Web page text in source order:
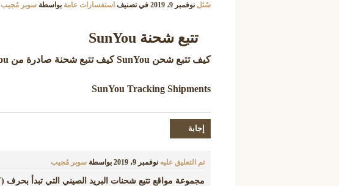
سُئل نوفمبر 9، 2019 في تصنيف استفسارات عامة بواسطة سوبر مُجيب
تتبع شحنة SunYou
كيف تتبع شحن SunYou كيف تتبع شحنة صادرة من SunYou في الصين ؟
SunYou Tracking Shipments
تم التعليق عليه نوفمبر 9، 2019 بواسطة سوبر مُجيب
مجموعة مواقع تتبع شحنات البريد الصيني التي تبدأ بحرف (SY):